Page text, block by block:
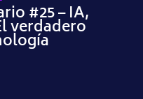
#25 – IA,
verdadero